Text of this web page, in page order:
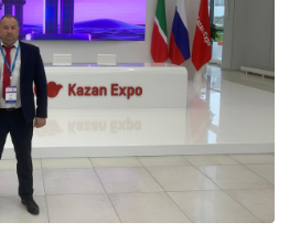
база вакансий "Работа в
- оплачивайте
услуги